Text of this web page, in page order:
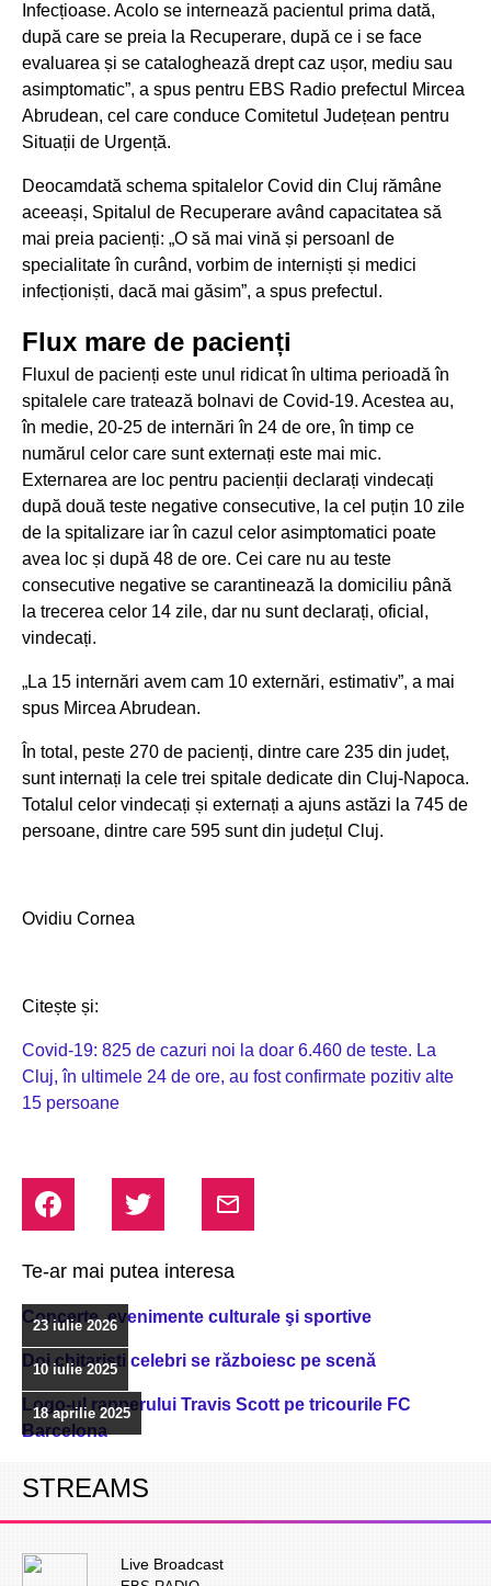
Infecțioase. Acolo se internează pacientul prima dată,
după care se preia la Recuperare, după ce i se face
evaluarea și se cataloghează drept caz ușor, mediu sau
asimptomatic”, a spus pentru EBS Radio prefectul Mircea
Abrudean, cel care conduce Comitetul Județean pentru
Situații de Urgență.
Deocamdată schema spitalelor Covid din Cluj rămâne
aceeași, Spitalul de Recuperare având capacitatea să
mai preia pacienți: „O să mai vină și persoanl de
specialitate în curând, vorbim de interniști și medici
infecționiști, dacă mai găsim”, a spus prefectul.
Flux mare de pacienți
Fluxul de pacienți este unul ridicat în ultima perioadă în
spitalele care tratează bolnavi de Covid-19. Acestea au,
în medie, 20-25 de internări în 24 de ore, în timp ce
numărul celor care sunt externați este mai mic.
Externarea are loc pentru pacienții declarați vindecați
după două teste negative consecutive, la cel puțin 10 zile
de la spitalizare iar în cazul celor asimptomatici poate
avea loc și după 48 de ore. Cei care nu au teste
consecutive negative se carantinează la domiciliu până
la trecerea celor 14 zile, dar nu sunt declarați, oficial,
vindecați.
„La 15 internări avem cam 10 externări, estimativ”, a mai
spus Mircea Abrudean.
În total, peste 270 de pacienți, dintre care 235 din județ,
sunt internați la cele trei spitale dedicate din Cluj-Napoca.
Totalul celor vindecați și externați a ajuns astăzi la 745 de
persoane, dintre care 595 sunt din județul Cluj.
Ovidiu Cornea
Citește și:
Covid-19: 825 de cazuri noi la doar 6.460 de teste. La
Cluj, în ultimele 24 de ore, au fost confirmate pozitiv alte
15 persoane
Te-ar mai putea interesa
Concerte, evenimente culturale şi sportive
23 iulie 2026
Doi chitarişti celebri se războiesc pe scenă
10 iulie 2025
Logo-ul rapperului Travis Scott pe tricourile FC
Barcelona
18 aprilie 2025
STREAMS
Live Broadcast